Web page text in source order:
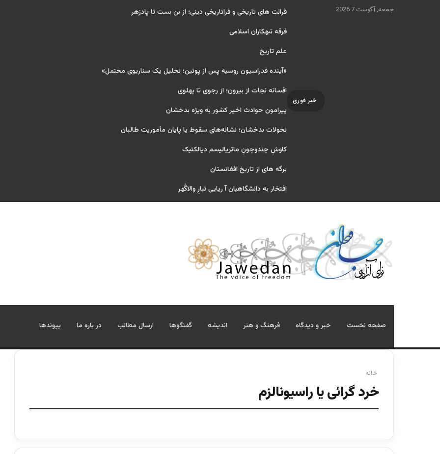
جمعه, آگوست 7 2026
خبر فوری
قرائت های تاریخی و فراتاریخی دینی؛ از بن بست تا پادزهر
فرقه تبهکاران اسلامی
علم تاریخ
«آینده فدراسیون روسیه پس از پوتین؛ تحلیل یک سناریوی محتمل»
افسانه نجات از بیرون؛ از رجوی تا پهلوی
پیرامون حوادث اخیر کشور به ویژه بدخشان
تحولات بدخشان؛ نشانه‌های سقوط یا پایان مأموریت طالبان
کاوشِ چندو‌چونِ ماتریالیسم دیالکتیک
برگه های از تاریخ افغانستان
افتخار به دانشگاهیان آ ریایی تبارِ والاگُهر
صفحه نخست خبر و دیدگاه فرهنگ و هنر اندیشه گفتگوها ارسال مطالب در باره ما پیوندها
خانه
خرد گرائی یا راسیونالزم